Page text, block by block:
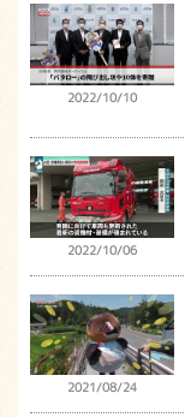
2022/10/10
2022/10/06
2021/08/24